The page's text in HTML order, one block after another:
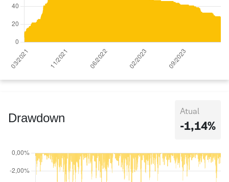
Drawdown Atual
-1,14%